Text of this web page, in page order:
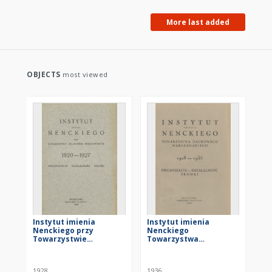
More last added
OBJECTS most viewed
Instytut imienia
Nenckiego przy
Towarzystwie
Instytut imienia
Nenckiego
Towarzystwa